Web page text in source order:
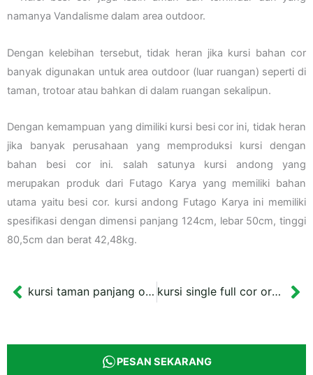
namanya Vandalisme dalam area outdoor.
Dengan kelebihan tersebut, tidak heran jika kursi bahan cor
banyak digunakan untuk area outdoor (luar ruangan) seperti di
taman, trotoar atau bahkan di dalam ruangan sekalipun.
Dengan kemampuan yang dimiliki kursi besi cor ini, tidak heran
jika banyak perusahaan yang memproduksi kursi dengan
bahan besi cor ini. salah satunya kursi andong yang
merupakan produk dari Futago Karya yang memiliki bahan
utama yaitu besi cor. kursi andong Futago Karya ini memiliki
spesifikasi dengan dimensi panjang 124cm, lebar 50cm, tinggi
80,5cm dan berat 42,48kg.
Prev kursi taman panjang ornamen ikan koi warna gold kursi single full cor ornamen bunga hijau
PESAN SEKARANG